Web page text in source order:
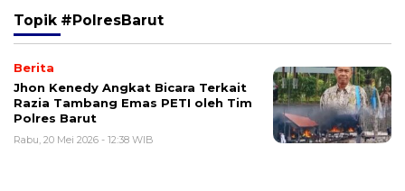
Topik #PolresBarut
Berita
Jhon Kenedy Angkat Bicara Terkait
Razia Tambang Emas PETI oleh Tim
Polres Barut
Rabu, 20 Mei 2026 - 12:38 WIB